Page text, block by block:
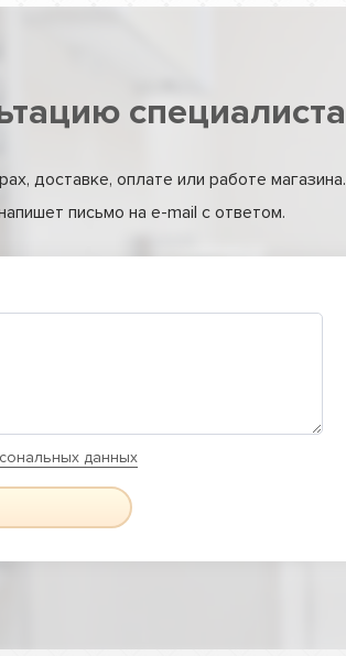
специалиста
доставке, оплате или работе магазина.
письмо на e-mail с ответом.
данных